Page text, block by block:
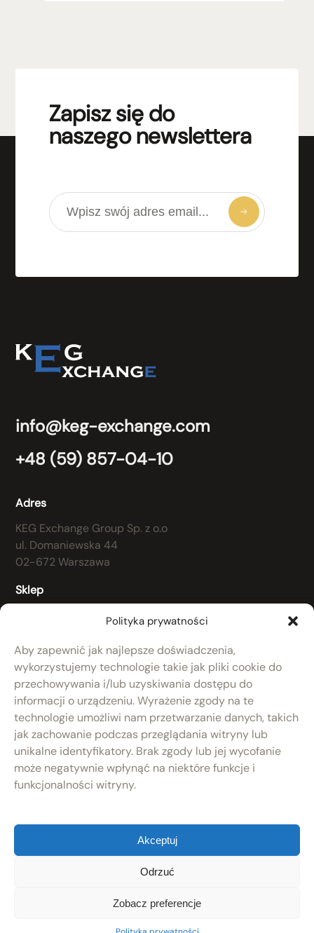
Polityka prywatności
Aby zapewnić jak najlepsze doświadczenia,
wykorzystujemy technologie takie jak pliki cookie do
przechowywania i/lub uzyskiwania dostępu do
informacji o urządzeniu. Wyrażenie zgody na te
technologie umożliwi nam przetwarzanie danych, takich
jak zachowanie podczas przeglądania witryny lub
unikalne identyfikatory. Brak zgody lub jej wycofanie
może negatywnie wpłynąć na niektóre funkcje i
funkcjonalności witryny.
Akceptuj
Odrzuć
Zobacz preferencje
Zapisz się do
naszego newslettera
info@keg-exchange.com
+48 (59) 857-04-10
Adres
KEG Exchange Group Sp. z o.o
ul. Domaniewska 44
02-672 Warszawa
Sklep
RODO
Polityka prywatności
Produkty
Nowości
Po remoncie
Zaprojektuj keg
Kontakt
NOVEO Interactive